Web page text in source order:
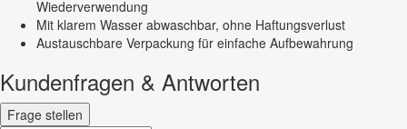
Wiederverwendung
Mit klarem Wasser abwaschbar, ohne Haftungsverlust
Austauschbare Verpackung für einfache Aufbewahrung
Kundenfragen & Antworten
Frage stellen